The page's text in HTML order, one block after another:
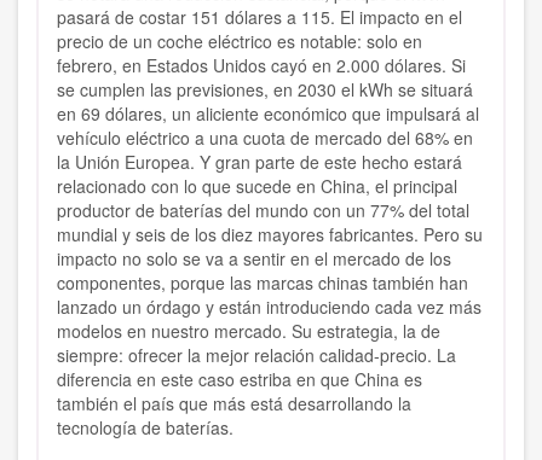
pasará de costar 151 dólares a 115. El impacto en el
precio de un coche eléctrico es notable: solo en
febrero, en Estados Unidos cayó en 2.000 dólares. Si
se cumplen las previsiones, en 2030 el kWh se situará
en 69 dólares, un aliciente económico que impulsará al
vehículo eléctrico a una cuota de mercado del 68% en
la Unión Europea. Y gran parte de este hecho estará
relacionado con lo que sucede en China, el principal
productor de baterías del mundo con un 77% del total
mundial y seis de los diez mayores fabricantes. Pero su
impacto no solo se va a sentir en el mercado de los
componentes, porque las marcas chinas también han
lanzado un órdago y están introduciendo cada vez más
modelos en nuestro mercado. Su estrategia, la de
siempre: ofrecer la mejor relación calidad-precio. La
diferencia en este caso estriba en que China es
también el país que más está desarrollando la
tecnología de baterías.